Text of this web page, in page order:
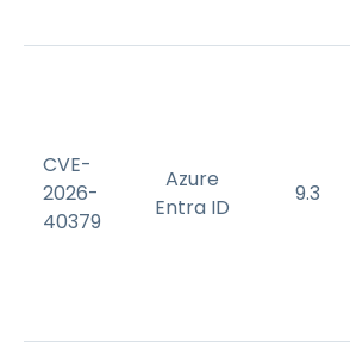
CVE-
2026-
40379
Azure
Entra ID
9.3